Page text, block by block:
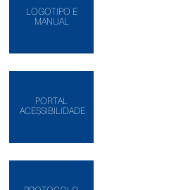
LOGOTIPO E
MANUAL
PORTAL
ACESSIBILIDADE